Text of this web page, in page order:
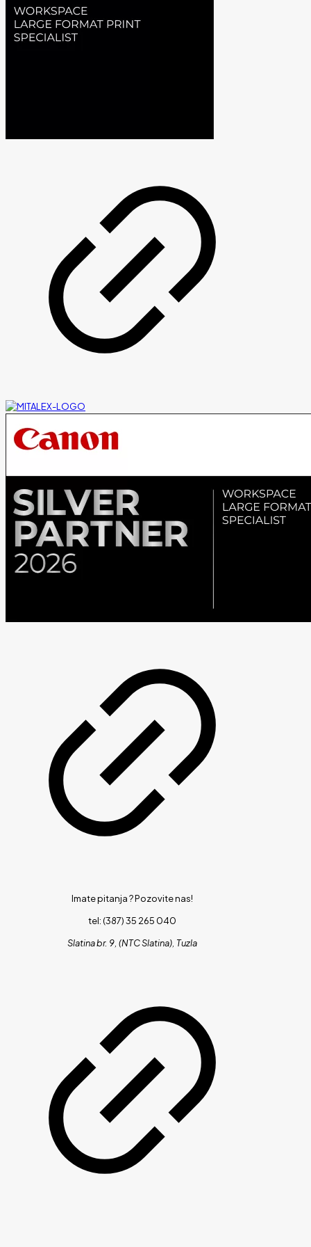
Imate pitanja ?Pozovite nas!
tel: (387) 35 265 040
Slatina br. 9, (NTC Slatina), Tuzla